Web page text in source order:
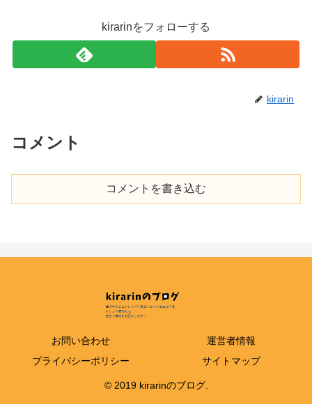
kirarinをフォローする
kirarin
コメント
コメントを書き込む
お問い合わせ
運営者情報
プライバシーポリシー
サイトマップ
© 2019 kirarinのブログ.